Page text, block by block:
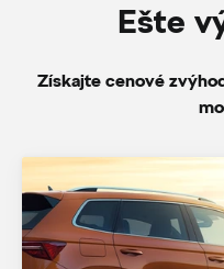
Ešte
Získajte cenové